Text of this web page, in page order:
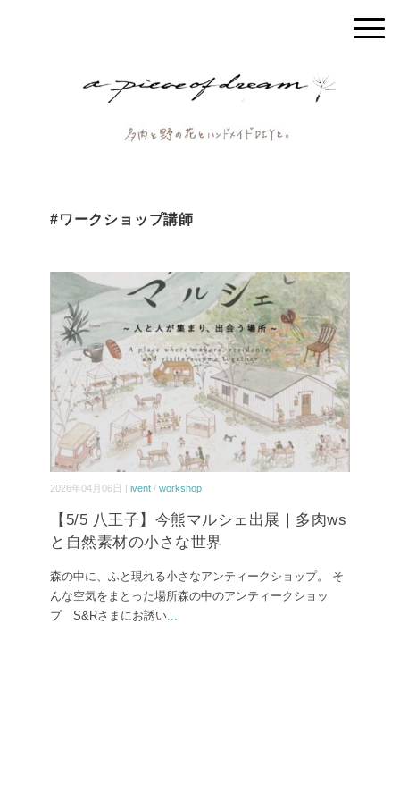
#ワークショップ講師
2026年04月06日 | ivent / workshop
【5/5 八王子】今熊マルシェ出展｜多肉ws
と自然素材の小さな世界
森の中に、ふと現れる小さなアンティークショップ。 そ
んな空気をまとった場所森の中のアンティークショッ
プ S&Rさまにお誘い...